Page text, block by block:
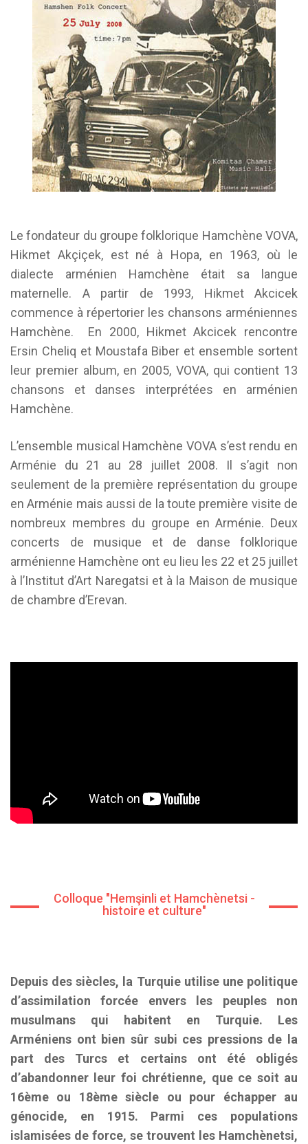
Le fondateur du groupe folklorique Hamchène VOVA,
Hikmet Akçiçek, est né à Hopa, en 1963, où le
dialecte arménien Hamchène était sa langue
maternelle. A partir de 1993, Hikmet Akcicek
commence à répertorier les chansons arméniennes
Hamchène. En 2000, Hikmet Akcicek rencontre
Ersin Cheliq et Moustafa Biber et ensemble sortent
leur premier album, en 2005, VOVA, qui contient 13
chansons et danses interprétées en arménien
Hamchène.
L’ensemble musical Hamchène VOVA s’est rendu en
Arménie du 21 au 28 juillet 2008. Il s’agit non
seulement de la première représentation du groupe
en Arménie mais aussi de la toute première visite de
nombreux membres du groupe en Arménie. Deux
concerts de musique et de danse folklorique
arménienne Hamchène ont eu lieu les 22 et 25 juillet
à l’Institut d’Art Naregatsi et à la Maison de musique
de chambre d’Erevan.
Colloque "Hemşinli et Hamchènetsi -
histoire et culture"
Depuis des siècles, la Turquie utilise une politique
d’assimilation forcée envers les peuples non
musulmans qui habitent en Turquie. Les
Arméniens ont bien sûr subi ces pressions de la
part des Turcs et certains ont été obligés
d’abandonner leur foi chrétienne, que ce soit au
16ème ou 18ème siècle ou pour échapper au
génocide, en 1915. Parmi ces populations
islamisées de force, se trouvent les Hamchènetsi,